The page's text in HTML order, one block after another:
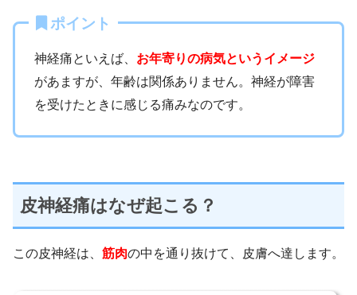
ポイント
神経痛といえば、 お年寄りの病気というイメージ
があますが、年齢は関係ありません。神経が障害
を受けたときに感じる痛みなのです。
皮神経痛はなぜ起こる？
この皮神経は、 筋肉の中を通り抜けて、皮膚へ達します。